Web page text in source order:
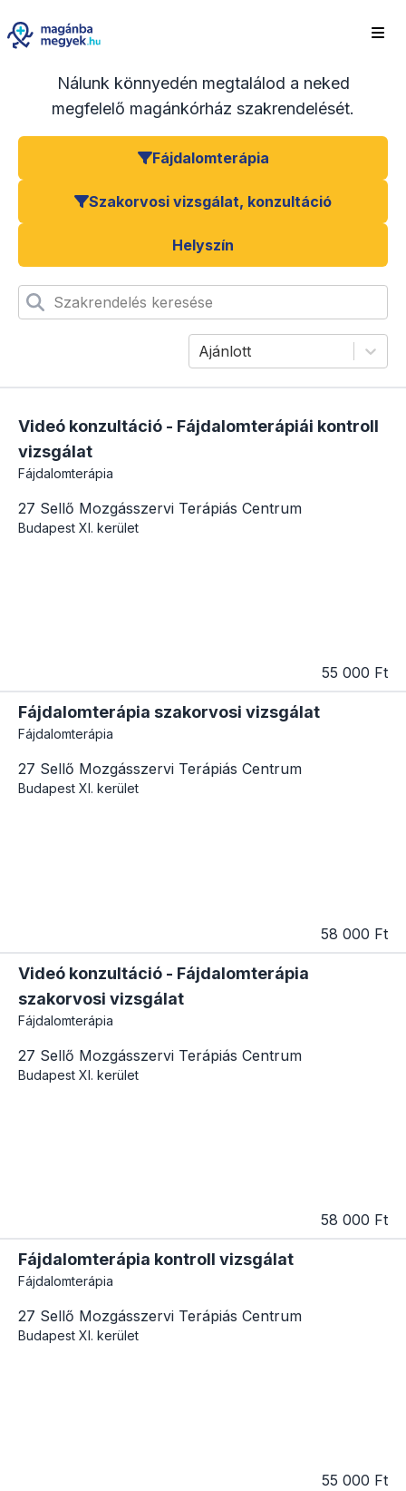
Nálunk könnyedén megtalálod a neked
megfelelő magánkórház szakrendelését.
Fájdalomterápia
Szakorvosi vizsgálat, konzultáció
Helyszín
Szakrendelés keresése
Ajánlott
Videó konzultáció - Fájdalomterápiái kontroll
vizsgálat
Fájdalomterápia
27 Sellő Mozgásszervi Terápiás Centrum
Budapest XI. kerület
55 000 Ft
Fájdalomterápia szakorvosi vizsgálat
Fájdalomterápia
27 Sellő Mozgásszervi Terápiás Centrum
Budapest XI. kerület
58 000 Ft
Videó konzultáció - Fájdalomterápia
szakorvosi vizsgálat
Fájdalomterápia
27 Sellő Mozgásszervi Terápiás Centrum
Budapest XI. kerület
58 000 Ft
Fájdalomterápia kontroll vizsgálat
Fájdalomterápia
27 Sellő Mozgásszervi Terápiás Centrum
Budapest XI. kerület
55 000 Ft